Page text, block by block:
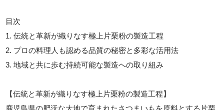
目次
1. 伝統と革新が織りなす極上片栗粉の製造工程
2. プロの料理人も認める品質の秘密と多彩な活用法
3. 地域と共に歩む持続可能な製造への取り組み
【伝統と革新が織りなす極上片栗粉の製造工程】
鹿児島県の肥沃な大地で育まれたさつまいもを原料とする片栗